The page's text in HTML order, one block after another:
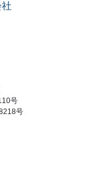
号
号